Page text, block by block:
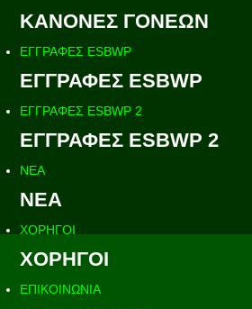
ΚΑΝΟΝΕΣ ΓΟΝΕΩΝ
ΕΓΓΡΑΦΕΣ ESBWP
ΕΓΓΡΑΦΕΣ ESBWP
ΕΓΓΡΑΦΕΣ ESBWP 2
ΕΓΓΡΑΦΕΣ ESBWP 2
ΝΕΑ
ΝΕΑ
ΧΟΡΗΓΟΙ
ΧΟΡΗΓΟΙ
ΕΠΙΚΟΙΝΩΝΙΑ